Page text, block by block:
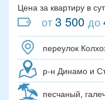
Цена за квартиру в
от3 500 до
переулок
р-н Динамо и
песчаный,